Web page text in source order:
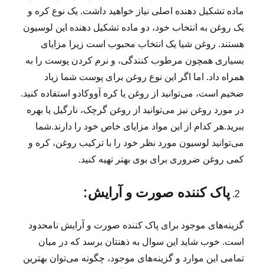
ماده تشکیل دهنده اصلی نیاز خواهید داشت. یک نوع کره و
یک روغن به انتخاب خود، دو ماده تشکیل دهنده این لوسیون
هستند. روغن شیا یک انتخاب محبوب است زیرا مزایای
بسیاری همچون مرطوب کنندگی، و نرم کردن پوست را به
همراه داد. اما اگر این نوع روغن برای پوست شما زیاد
ضخیم است، می‌توانید از روغن یا کره آووکادو استفاده کنید.
در مورد روغن نیز می‌توانید از روغن گرچک، نارگیل یا بهره
ببرید.هر کدام از این مواد مزایای خاص خود را دارند.شما
می‌توانید لوسیون مورد نظر خود را با ترکیب روغن، کره و
کمی روغن ضروری برای بوی بهتر تهیه کنید.
پاک کننده صورت و آرایش:
گزینه‌های موجود برای پاک کننده صورت و آرایش نامحدود
است. خوب شاید این سوال به ذهنتان برسد که در میان
تمامی این موارد و گزینه‌های موجود، چگونه می‌توان بهترین